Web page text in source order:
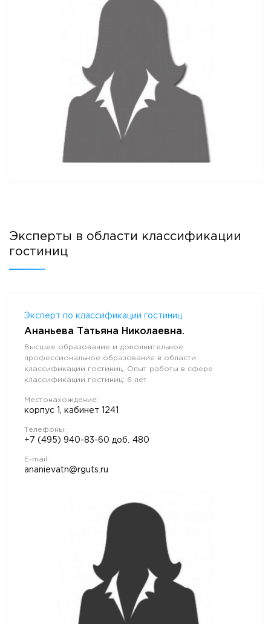
Эксперты в области классификации
гостиниц
Эксперт по классификации гостиниц
Ананьева Татьяна Николаевна.
Высшее образование и дополнительное
профессиональное образование в области
классификации гостиниц. Опыт работы в сфере
классификации гостиниц: 6 лет
Местонахождение:
корпус 1, кабинет 1241
Телефоны:
+7 (495) 940-83-60 доб. 480
E-mail:
ananievatn@rguts.ru